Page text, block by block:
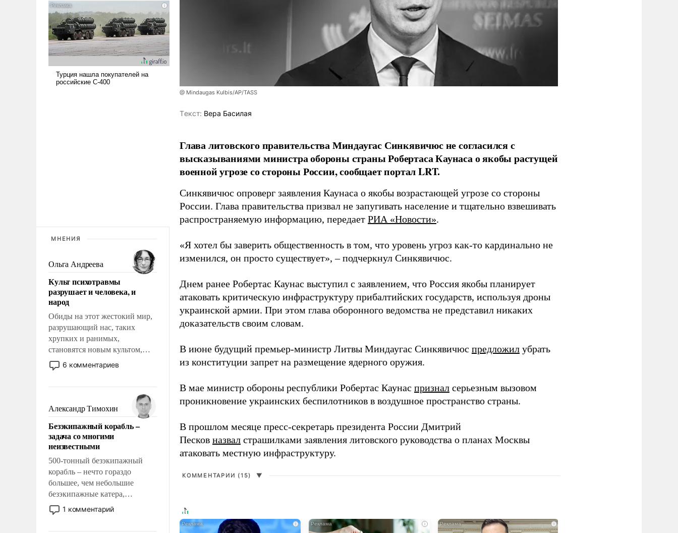
МНЕНИЯ
Ольга Андреева
Культ психотравмы
разрушает и человека, и
народ
Обиды на этот жестокий мир,
разрушающий нас, таких
хрупких и ранимых,
становятся новым культом,
постепенно вытесняя и
отменяя традиционное
мужественным и твердым под
ударами судьбы, брать на себя
ответственность, помогать
слабым, идти вперед и
адаптироваться.
6 комментариев
Александр Тимохин
Безэкипажный корабль –
задача со многими
неизвестными
500-тонный безэкипажный
корабль – нечто гораздо
большее, чем небольшие
безэкипажные катера,
применение которых уже
стало обыденностью. Задача по
1 комментарий
@ Mindaugas Kulbis/AP/TASS
Tекст: Вера Басилая
Глава литовского правительства Миндаугас Синкявичюс не согласился с
высказываниями министра обороны страны Робертаса Каунаса о якобы растущей
военной угрозе со стороны России, сообщает портал LRT.
Синкявичюс опроверг заявления Каунаса о якобы возрастающей угрозе со стороны
России. Глава правительства призвал не запугивать население и тщательно взвешивать
распространяемую информацию, передает РИА «Новости».
«Я хотел бы заверить общественность в том, что уровень угроз как-то кардинально не
изменился, он просто существует», – подчеркнул Синкявичюс.
Днем ранее Робертас Каунас выступил с заявлением, что Россия якобы планирует
атаковать критическую инфраструктуру прибалтийских государств, используя дроны
украинской армии. При этом глава оборонного ведомства не представил никаких
доказательств своим словам.
В июне будущий премьер-министр Литвы Миндаугас Синкявичюс предложил убрать
из конституции запрет на размещение ядерного оружия.
В мае министр обороны республики Робертас Каунас признал серьезным вызовом
проникновение украинских беспилотников в воздушное пространство страны.
В прошлом месяце пресс-секретарь президента России Дмитрий
Песков назвал страшилками заявления литовского руководства о планах Москвы
атаковать местную инфраструктуру.
КОММЕНТАРИИ (15) ▼
i i i